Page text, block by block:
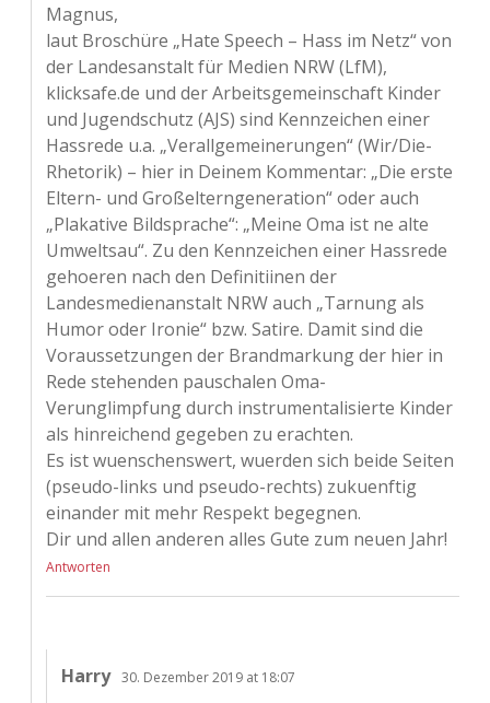
Magnus,
laut Broschüre „Hate Speech – Hass im Netz“ von
der Landesanstalt für Medien NRW (LfM),
klicksafe.de und der Arbeitsgemeinschaft Kinder
und Jugendschutz (AJS) sind Kennzeichen einer
Hassrede u.a. „Verallgemeinerungen“ (Wir/Die-
Rhetorik) – hier in Deinem Kommentar: „Die erste
Eltern- und Großelterngeneration“ oder auch
„Plakative Bildsprache“: „Meine Oma ist ne alte
Umweltsau“. Zu den Kennzeichen einer Hassrede
gehoeren nach den Definitiinen der
Landesmedienanstalt NRW auch „Tarnung als
Humor oder Ironie“ bzw. Satire. Damit sind die
Voraussetzungen der Brandmarkung der hier in
Rede stehenden pauschalen Oma-
Verunglimpfung durch instrumentalisierte Kinder
als hinreichend gegeben zu erachten.
Es ist wuenschenswert, wuerden sich beide Seiten
(pseudo-links und pseudo-rechts) zukuenftig
einander mit mehr Respekt begegnen.
Dir und allen anderen alles Gute zum neuen Jahr!
Antworten
Harry 30. Dezember 2019 at 18:07